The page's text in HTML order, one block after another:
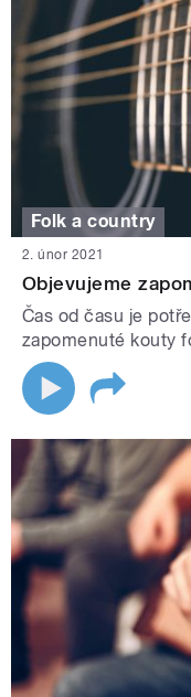
Folk a country
2. únor 2021
Objevujeme
Čas od času je
zapomenuté kouty